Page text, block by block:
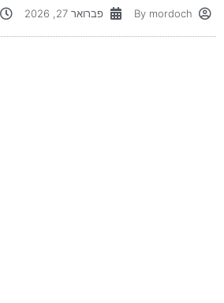
By mordoch פברואר 27, 2026